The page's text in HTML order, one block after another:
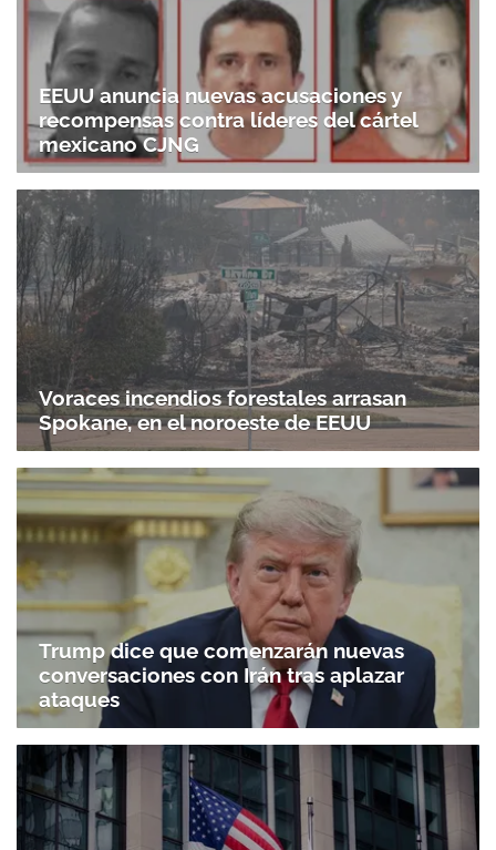
EEUU anuncia nuevas acusaciones y
recompensas contra líderes del cártel
mexicano CJNG
Voraces incendios forestales arrasan
Spokane, en el noroeste de EEUU
Trump dice que comenzarán nuevas
conversaciones con Irán tras aplazar
ataques